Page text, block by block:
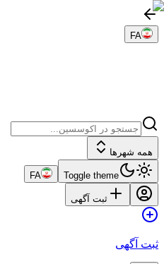
FA
همه شهرها
Toggle theme
FA
ثبت آگهی
ثبت آگهی